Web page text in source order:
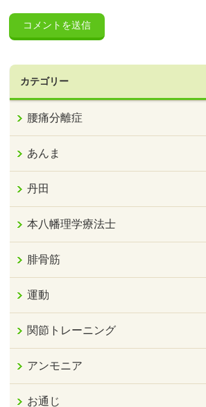
カテゴリー
腰痛分離症
あんま
丹田
本八幡理学療法士
腓骨筋
運動
関節トレーニング
アンモニア
お通じ